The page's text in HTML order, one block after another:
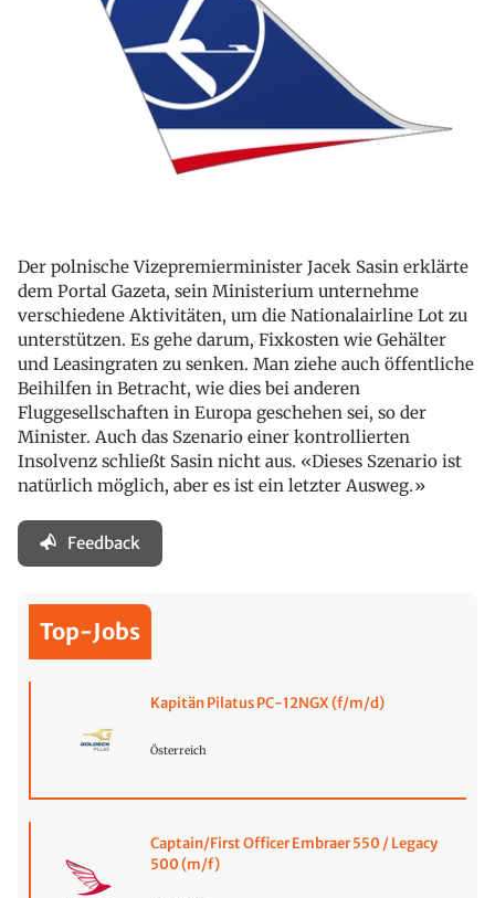
Der polnische Vizepremierminister Jacek Sasin erklärte
dem Portal Gazeta, sein Ministerium unternehme
verschiedene Aktivitäten, um die Nationalairline Lot zu
unterstützen. Es gehe darum, Fixkosten wie Gehälter
und Leasingraten zu senken. Man ziehe auch öffentliche
Beihilfen in Betracht, wie dies bei anderen
Fluggesellschaften in Europa geschehen sei, so der
Minister. Auch das Szenario einer kontrollierten
Insolvenz schließt Sasin nicht aus. «Dieses Szenario ist
natürlich möglich, aber es ist ein letzter Ausweg.»
Feedback
Top-Jobs
Kapitän Pilatus PC-12NGX (f/m/d)
Österreich
Captain/First Officer Embraer 550 / Legacy
500 (m/f)